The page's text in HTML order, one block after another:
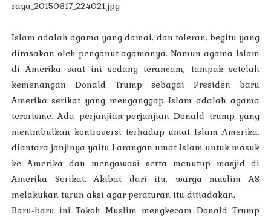
raya_20150617_224021.jpg
Islam adalah agama yang damai, dan toleran, begitu yang
dirasakan oleh penganut agamanya. Namun agama Islam
di Amerika saat ini sedang terancam, tampak setelah
kemenangan Donald Trump sebagai Presiden baru
Amerika serikat yang menganggap Islam adalah agama
terorisme. Ada perjanjian-perjanjian Donald trump yang
menimbulkan kontroversi terhadap umat Islam Amerika,
diantara janjinya yaitu Larangan umat Islam untuk masuk
ke Amerika dan mengawasi serta menutup masjid di
Amerika Serikat. Akibat dari itu, warga muslim AS
melakukan turun aksi agar peraturan itu ditiadakan.
Baru-baru ini Tokoh Muslim mengkecam Donald Trump